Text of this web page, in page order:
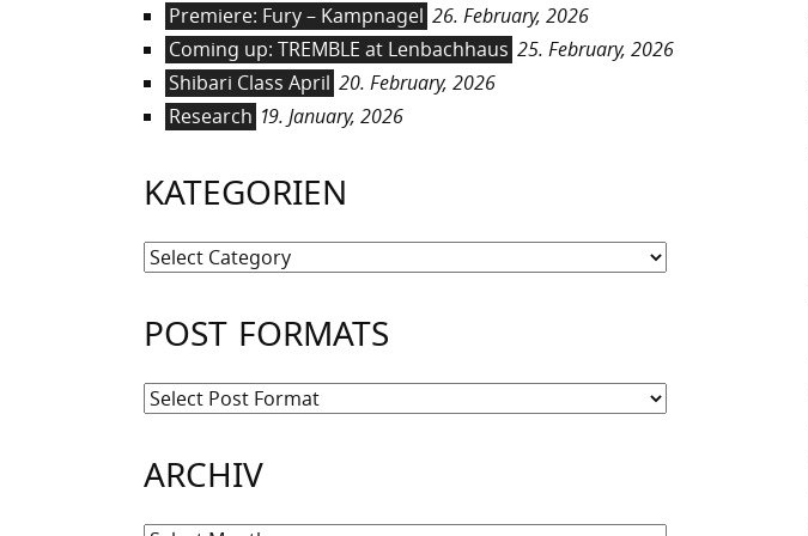
Premiere: Fury – Kampnagel 26. February, 2026
Coming up: TREMBLE at Lenbachhaus 25. February, 2026
Shibari Class April 20. February, 2026
Research 19. January, 2026
KATEGORIEN
Kategorien
POST FORMATS
ARCHIV